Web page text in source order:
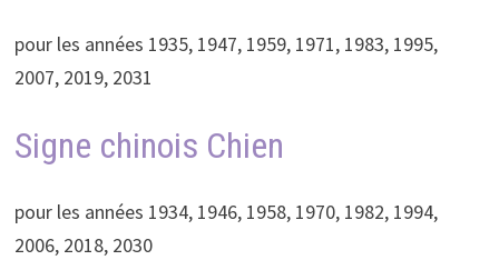
pour les années 1935, 1947, 1959, 1971, 1983, 1995,
2007, 2019, 2031
Signe chinois Chien
pour les années 1934, 1946, 1958, 1970, 1982, 1994,
2006, 2018, 2030